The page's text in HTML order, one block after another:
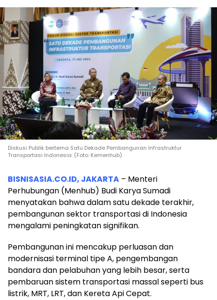
Diskusi Publik bertema Satu Dekade Pembangunan Infrastruktur
Transportasi Indonesia. (Foto: Kemenhub)
BISNISASIA.CO.ID, JAKARTA – Menteri
Perhubungan (Menhub) Budi Karya Sumadi
menyatakan bahwa dalam satu dekade terakhir,
pembangunan sektor transportasi di Indonesia
mengalami peningkatan signifikan.
Pembangunan ini mencakup perluasan dan
modernisasi terminal tipe A, pengembangan
bandara dan pelabuhan yang lebih besar, serta
pembaruan sistem transportasi massal seperti bus
listrik, MRT, LRT, dan Kereta Api Cepat.